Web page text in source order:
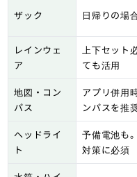
ザック 日帰りの場
レインウェ
ア
上下セット
ても活用
地図・コン
パス
アプリ併用
ンパスを推
ヘッドライ
ト
予備電池も
対策に必須